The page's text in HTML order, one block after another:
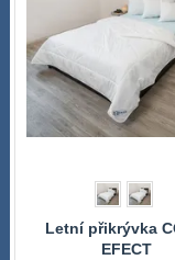
Letní přikrývka
EFECT